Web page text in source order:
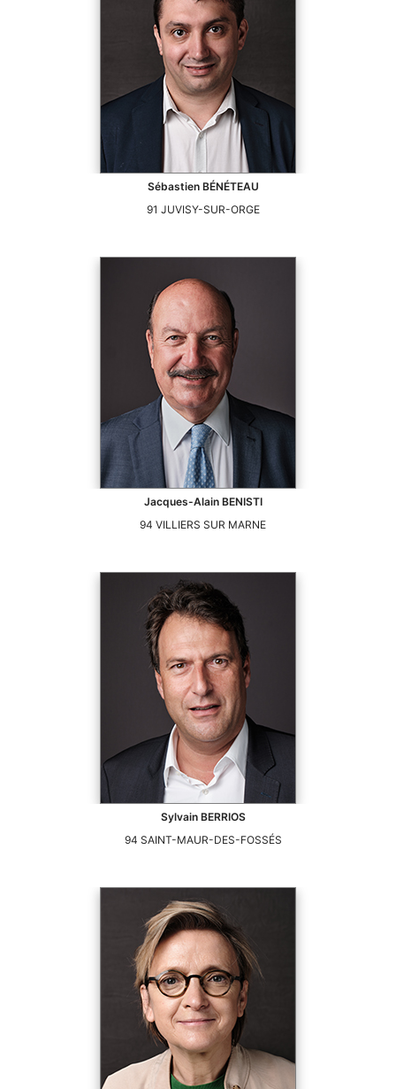
Sébastien BÉNÉTEAU
91 JUVISY-SUR-ORGE
Jacques-Alain BENISTI
94 VILLIERS SUR MARNE
Sylvain BERRIOS
94 SAINT-MAUR-DES-FOSSÉS